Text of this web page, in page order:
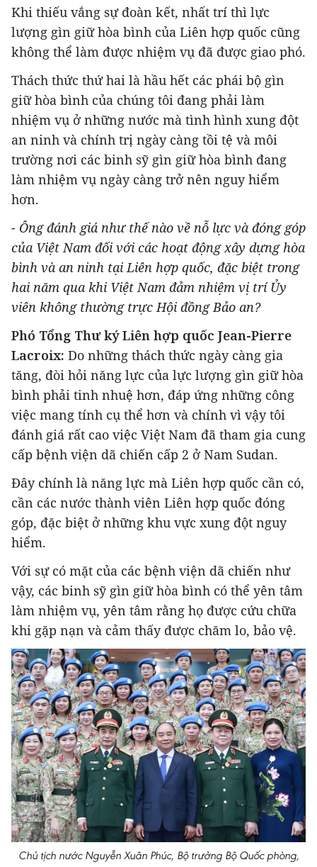
Khi thiếu vắng sự đoàn kết, nhất trí thì lực
lượng gìn giữ hòa bình của Liên hợp quốc cũng
không thể làm được nhiệm vụ đã được giao phó.
Thách thức thứ hai là hầu hết các phái bộ gìn
giữ hòa bình của chúng tôi đang phải làm
nhiệm vụ ở những nước mà tình hình xung đột
an ninh và chính trị ngày càng tồi tệ và môi
trường nơi các binh sỹ gìn giữ hòa bình đang
làm nhiệm vụ ngày càng trở nên nguy hiểm
hơn.
- Ông đánh giá như thế nào về nỗ lực và đóng góp
của Việt Nam đối với các hoạt động xây dựng hòa
bình và an ninh tại Liên hợp quốc, đặc biệt trong
hai năm qua khi Việt Nam đảm nhiệm vị trí Ủy
viên không thường trực Hội đồng Bảo an?
Phó Tổng Thư ký Liên hợp quốc Jean-Pierre
Lacroix: Do những thách thức ngày càng gia
tăng, đòi hỏi năng lực của lực lượng gìn giữ hòa
bình phải tinh nhuệ hơn, đáp ứng những công
việc mang tính cụ thể hơn và chính vì vậy tôi
đánh giá rất cao việc Việt Nam đã tham gia cung
cấp bệnh viện dã chiến cấp 2 ở Nam Sudan.
Đây chính là năng lực mà Liên hợp quốc cần có,
cần các nước thành viên Liên hợp quốc đóng
góp, đặc biệt ở những khu vực xung đột nguy
hiểm.
Với sự có mặt của các bệnh viện dã chiến như
vậy, các binh sỹ gìn giữ hòa bình có thể yên tâm
làm nhiệm vụ, yên tâm rằng họ được cứu chữa
khi gặp nạn và cảm thấy được chăm lo, bảo vệ.
Chủ tịch nước Nguyễn Xuân Phúc, Bộ trưởng Bộ Quốc phòng,